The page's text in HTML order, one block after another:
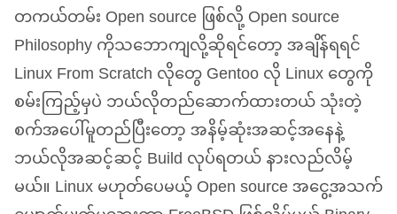
တကယ်တမ်း Open source ဖြစ်လို့ Open source
Philosophy ကိုသဘောကျလို့ဆိုရင်တော့ အချိန်ရရင်
Linux From Scratch လိုတွေ Gentoo လို Linux တွေကို
စမ်းကြည့်မှပဲ ဘယ်လိုတည်ဆောက်ထားတယ် သုံးတဲ့
စက်အပေါ်မူတည်ပြီးတော့ အနိမ့်ဆုံးအဆင့်အနေနဲ့
ဘယ်လိုအဆင့်ဆင့် Build လုပ်ရတယ် နားလည်လိမ့်
မယ်။ Linux မဟုတ်ပေမယ့် Open source အငွေ့အသက်